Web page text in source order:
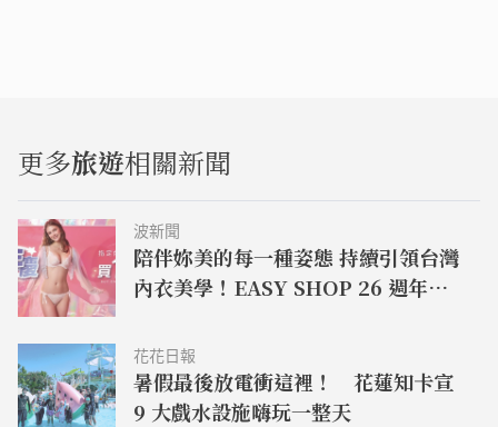
更多旅遊相關新聞
波新聞
陪伴妳美的每一種姿態 持續引領台灣
內衣美學！EASY SHOP 26 週年生
花花日報
暑假最後放電衝這裡！ 花蓮知卡宣
9 大戲水設施嗨玩一整天